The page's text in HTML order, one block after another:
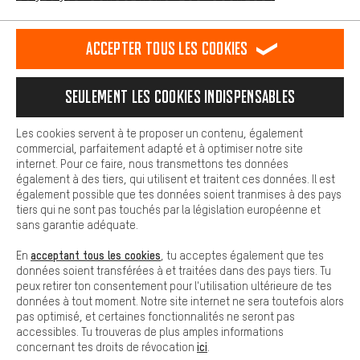
RÉSILIER LE CONTRAT Communauté d'Aix-la-Chapelle
Programme d'affiliation Mentions Légales Protection des données
Conditions générales de vente Plateforme d'Alerte
Reprise des batteries Corepile Paramètres de cookies
Modifier le contraste
Tous les prix s'entendent en euros (MwSt hors) plus les
frais de portpour la livraison versÉtats-Unis.
est plus confortable. Avec les cookies de confort, nous
Nous pouvons ainsi mettre à ta disposition d'autres contenus et
informations utiles. De plus, tu as la possibilité d'utiliser des
facilement les bons produits. Par exemple, nous proposons une
facilement aux questions.
Cookies de base
Les cookies de base garantissent que tu puisses utiliser les
fonctions de notre site web.
Accepter tous les cookies
Seulement les cookies indispensables
Les cookies servent à te proposer un contenu, également
commercial, parfaitement adapté et à optimiser notre site
internet. Pour ce faire, nous transmettons tes données
également à des tiers, qui utilisent et traitent ces données. Il est
également possible que tes données soient tranmises à des pays
tiers qui ne sont pas touchés par la législation européenne et
sans garantie adéquate.
En acceptant tous les cookies , tu acceptes également que tes
données soient transférées à et traitées dans des pays tiers. Tu
peux retirer ton consentement pour l'utilisation ultérieure de tes
données à tout moment. Notre site internet ne sera toutefois alors
pas optimisé, et certaines fonctionnalités ne seront pas
accessibles. Tu trouveras de plus amples informations
concernant tes droits de révocation ici